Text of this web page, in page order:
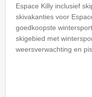
Espace Killy inclusief
skivakanties voor
goedkoopste
skigebied met
weersverwachting en